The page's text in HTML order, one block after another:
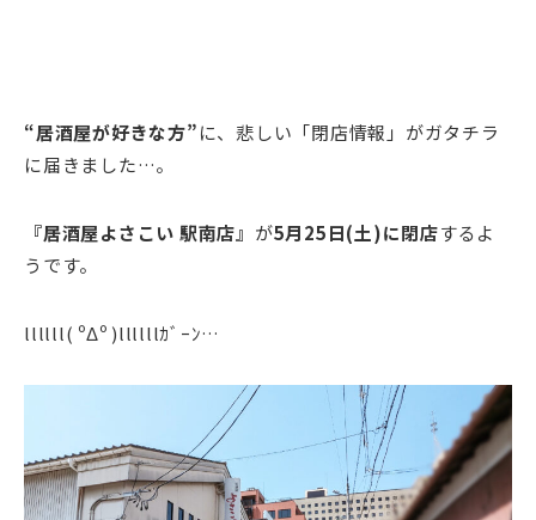
“居酒屋が好きな方”に、悲しい「閉店情報」がガタチラ
に届きました…。
『居酒屋よさこい 駅南店』 が5月25日(土)に閉店するよ
うです。
llllll( ºΔº )llllllｶﾞｰﾝ…